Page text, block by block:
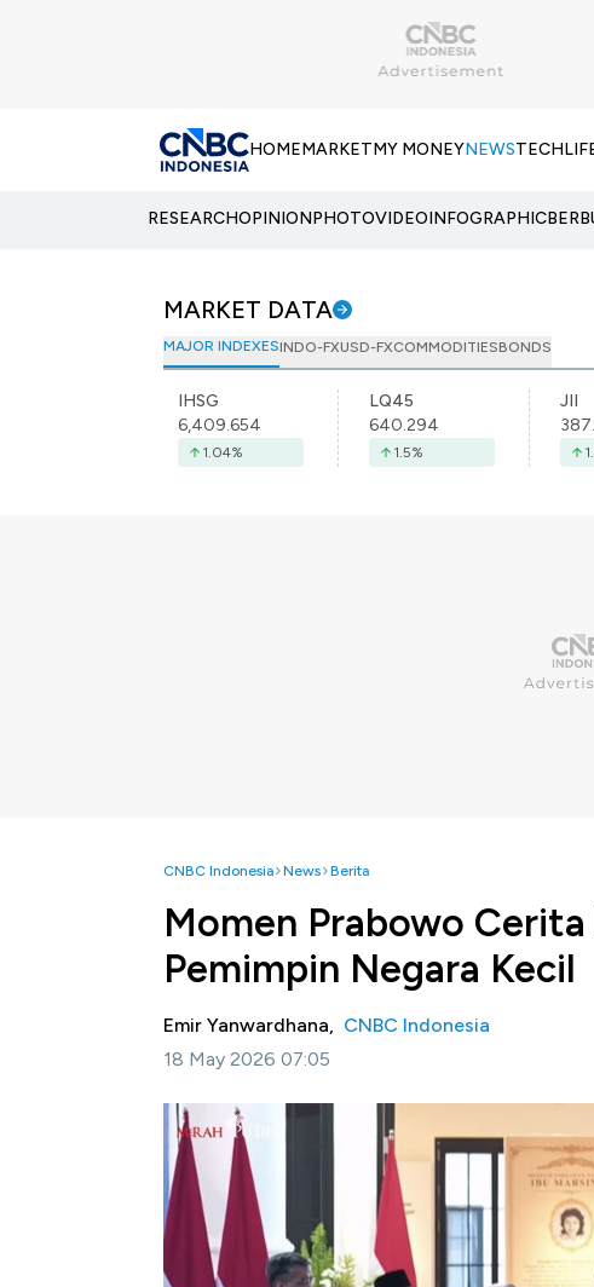
HOMEMARKETMY MONEYNEWSTECH
RESEARCHOPINIONPHOTOVIDEOINFOGRAPHIC
MARKET DATA
MAJOR INDEXESINDO-FXUSD-FXCOMMODITIESBONDS
IHSG
6,409.654
1.04%
LQ45
640.294
1.5%
JII
CNBC Indonesia News Berita
Momen Prabowo
Pemimpin Negara Kecil
Emir Yanwardhana, CNBC Indonesia
18 May 2026 07:05